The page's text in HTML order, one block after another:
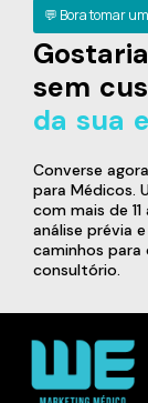
💬 Bora tomar
sem
da sua
Converse
para Médicos.
com mais de
análise prévia
caminhos para
consultório.